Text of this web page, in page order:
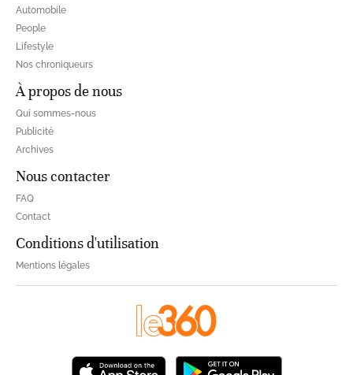
Automobile
People
Lifestyle
Nos chroniqueurs
À propos de nous
Qui sommes-nous
Publicité
Archives
Nous contacter
FAQ
Contact
Conditions d'utilisation
Mentions légales